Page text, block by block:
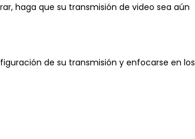
haga que su transmisión de video sea aún
de su transmisión y enfocarse en los